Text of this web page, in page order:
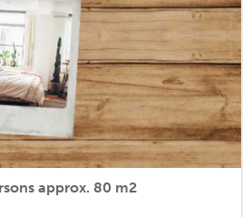
approx. 80 m2